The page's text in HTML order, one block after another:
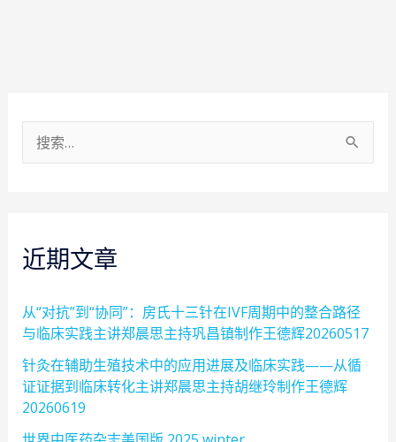
近期文章
从“对抗”到“协同”：房氏十三针在IVF周期中的整合路径
与临床实践主讲郑晨思主持巩昌镇制作王德辉20260517
针灸在辅助生殖技术中的应用进展及临床实践——从循
证证据到临床转化主讲郑晨思主持胡继玲制作王德辉
20260619